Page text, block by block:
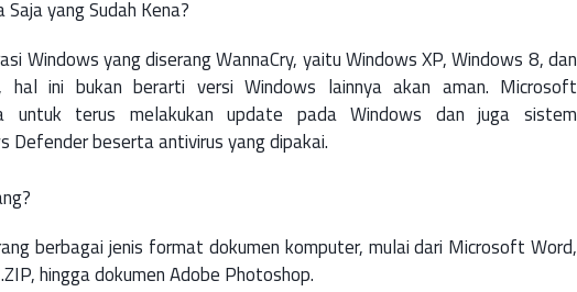
yang Sudah Kena?
Windows yang diserang WannaCry, yaitu Windows XP, Windows 8, dan
hal ini bukan berarti versi Windows lainnya akan aman. Microsoft
untuk terus melakukan update pada Windows dan juga sistem
Defender beserta antivirus yang dipakai.
berbagai jenis format dokumen komputer, mulai dari Microsoft Word,
hingga dokumen Adobe Photoshop.